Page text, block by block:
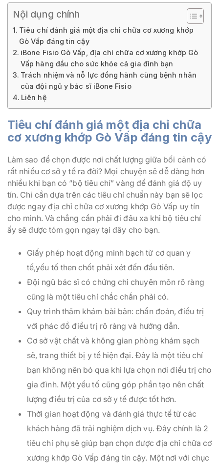
Nội dụng chính
Tiêu chí đánh giá một địa chỉ chữa cơ xương khớp
Gò Vấp đáng tin cậy
iBone Fisio Gò Vấp, địa chỉ chữa cơ xương khớp Gò
Vấp hàng đầu cho sức khỏe cả gia đình bạn
Trách nhiệm và nỗ lực đồng hành cùng bệnh nhân
của đội ngũ y bác sĩ iBone Fisio
Liên hệ
Tiêu chí đánh giá một địa chỉ chữa
cơ xương khớp Gò Vấp đáng tin cậy
Làm sao để chọn được nơi chất lượng giữa bối cảnh có
rất nhiều cơ sở y tế ra đời? Mọi chuyện sẽ dễ dàng hơn
nhiều khi bạn có “bộ tiêu chí” vàng để đánh giá độ uy
tín. Chỉ cần dựa trên các tiêu chí chuẩn này bạn sẽ lọc
được ngay địa chỉ chữa cơ xương khớp Gò Vấp uy tín
cho mình. Và chẳng cần phải đi đâu xa khi bộ tiêu chí
ấy sẽ được tóm gọn ngay tại đây cho bạn.
Giấy phép hoạt động minh bạch từ cơ quan y
tế,yếu tố then chốt phải xét đến đầu tiên.
Đội ngũ bác sĩ có chứng chỉ chuyên môn rõ ràng
cũng là một tiêu chí chắc chắn phải có.
Quy trình thăm khám bài bản: chẩn đoán, điều trị
với phác đồ điều trị rõ ràng và hướng dẫn.
Cơ sở vật chất và không gian phòng khám sạch
sẽ, trang thiết bị y tế hiện đại. Đây là một tiêu chí
bạn không nên bỏ qua khi lựa chọn nơi điều trị cho
gia đình. Một yếu tố cũng góp phần tạo nên chất
lượng điều trị của cơ sở y tế được tốt hơn.
Thời gian hoạt động và đánh giá thực tế từ các
khách hàng đã trải nghiệm dịch vụ. Đây chính là 2
tiêu chí phụ sẽ giúp bạn chọn được địa chỉ chữa cơ
xương khớp Gò Vấp đáng tin cậy. Một nơi với chục